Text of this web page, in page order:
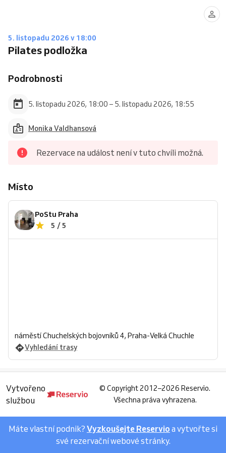
5. listopadu 2026 v 18:00
Pilates podložka
Podrobnosti
5. listopadu 2026, 18:00 – 5. listopadu 2026, 18:55
Monika Valdhansová
Rezervace na událost není v tuto chvíli možná.
Místo
PoStu Praha
5 / 5
náměstí Chuchelských bojovníků 4, Praha-Velká Chuchle
Vyhledání trasy
Vytvořeno
službou
© Copyright 2012–2026 Reservio.
Všechna práva vyhrazena.
Máte vlastní podnik? Vyzkoušejte Reservio a vytvořte si
své rezervační webové stránky.